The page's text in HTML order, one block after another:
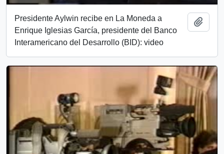
Presidente Aylwin recibe en La Moneda a
Enrique Iglesias García, presidente del Banco
Interamericano del Desarrollo (BID): video